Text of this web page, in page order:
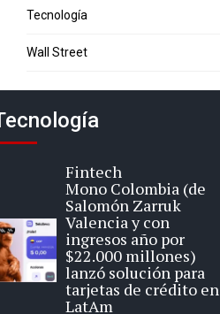
Tecnología
Wall Street
Fintech
Mono Colombia (de
Salomón Zarruk
Valencia y con
ingresos año por
$22.000 millones)
lanzó solución para
tarjetas de crédito en
LatAm